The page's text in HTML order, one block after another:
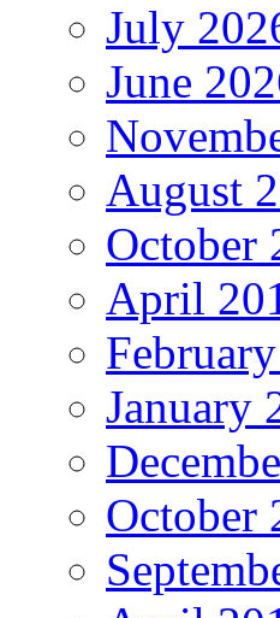
July
June
August
October
April
January
October